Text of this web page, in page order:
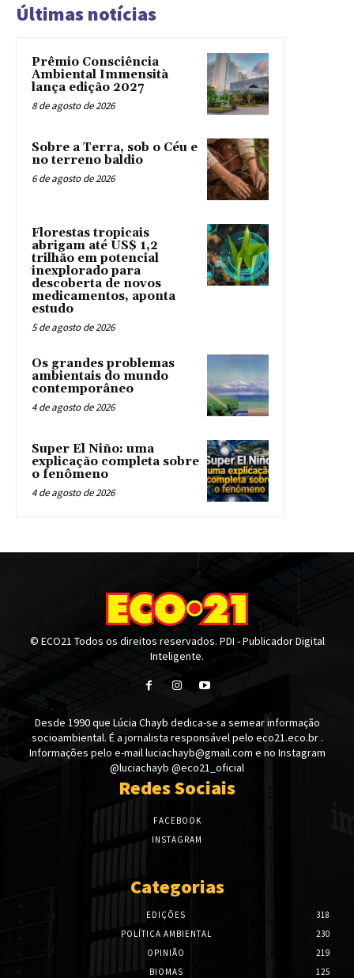
Últimas notícias
Prêmio Consciência
Ambiental Immensità
lança edição 2027
8 de agosto de 2026
Sobre a Terra, sob o Céu e
no terreno baldio
6 de agosto de 2026
Florestas tropicais
abrigam até US$ 1,2
trilhão em potencial
inexplorado para
descoberta de novos
medicamentos, aponta
estudo
5 de agosto de 2026
Os grandes problemas
ambientais do mundo
contemporâneo
4 de agosto de 2026
Super El Niño: uma
explicação completa sobre
o fenômeno
4 de agosto de 2026
© ECO21 Todos os direitos reservados. PDI - Publicador Digital
Inteligente.
Desde 1990 que Lúcia Chayb dedica-se a semear informação
socioambiental. É a jornalista responsável pelo eco21.eco.br .
Informações pelo e-mail luciachayb@gmail.com e no Instagram
@luciachayb @eco21_oficial
Redes Sociais
FACEBOOK
INSTAGRAM
Categorias
EDIÇÕES
318
POLÍTICA AMBIENTAL
230
OPINIÃO
219
BIOMAS
125